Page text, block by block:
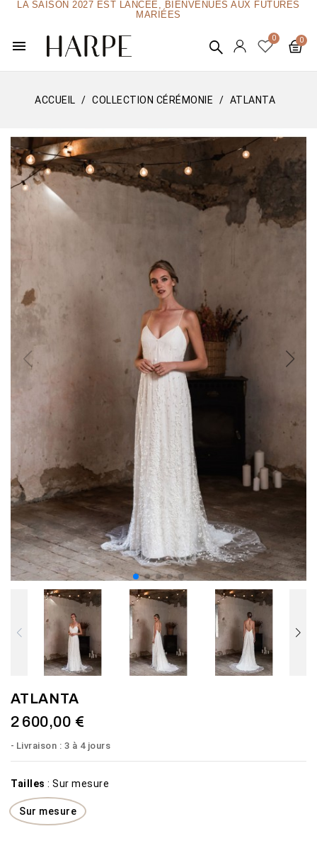
LA SAISON 2027 EST LANCÉE, BIENVENUES AUX FUTURES
MARIÉES
menu
ACCUEIL COLLECTION CÉRÉMONIE ATLANTA
Edition limitée
ATLANTA
2 600,00 €
Livraison : 3 à 4 jours
Tailles : Sur mesure
Sur mesure